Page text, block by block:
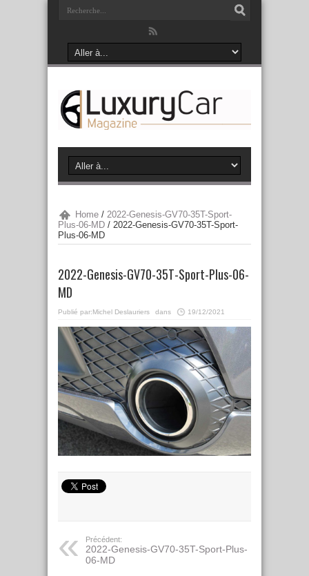
Home / 2022-Genesis-GV70-35T-Sport-
Plus-06-MD / 2022-Genesis-GV70-35T-Sport-
Plus-06-MD
2022-Genesis-GV70-35T-Sport-Plus-06-
MD
Publié par:Michel Deslauriers dans 19/12/2021
Précédent:
2022-Genesis-GV70-35T-Sport-Plus-
06-MD